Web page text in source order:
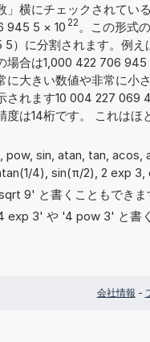
」横にチェックされてい
945 5 × 10 22 。この形式
）に分割されます。例
場合は1,000 422 706
に大きい数値や非常に小
されます10 004 227 069
度は14桁です。 これは
sin, atan, tan, acos,
4), sin(π/2), 2 exp
9' と書くこともできま
3' や '4 pow 3' と書く
会社情報 -